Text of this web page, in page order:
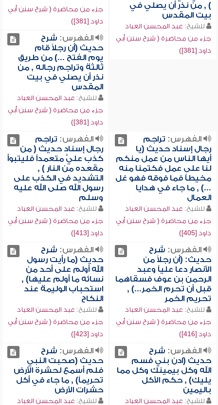
) , من نذر أن يصلي في
بيت المقدس
للشيخ: عبد المحسن العباد
جزء من محاضرة ( شرح سنن أبي
داود [381])
جزء من محاضرة ( شرح سنن أبي
داود [381])
الفهرس: شرح
حديث (أن رجلاً قام
يوم الفتح ...) من طريق
ثالثة وتراجم رجاله , من
نذر أن يصلي في بيت
المقدس
للشيخ: عبد المحسن العباد
جزء من محاضرة ( شرح سنن أبي
داود [381])
الفهرس: تراجم
رجال إسناد حديث (يا
أيها الناس من عمل منكم
لنا على عمل فكتمنا منه
مخيطاً فما فوقه فهو غل
...) , ما جاء في هدايا
العمال
للشيخ: عبد المحسن العباد
جزء من محاضرة ( شرح سنن أبي
داود [405])
الفهرس: تراجم
رجال إسناد حديث ( من
كذب عليَّ متعمداً فليتبوأ
مقعده من النار ) ,
التشديد في الكذب على
رسول الله صلى الله عليه
وسلم
للشيخ: عبد المحسن العباد
جزء من محاضرة ( شرح سنن أبي
داود [413])
الفهرس: شرح
حديث: (أن رجلاً من
الأنصار دعا علياً وعبد
الرحمن بن عوف فسقاهما
قبل أن تحرم الخمر...) ,
تحريم الخمر
للشيخ: عبد المحسن العباد
جزء من محاضرة ( شرح سنن أبي
داود [416])
الفهرس: شرح
حديث (ما رأيت رسول
الله أولم على أحد من
نسائه ما أولم عليها) ,
استحباب الوليمة عند
النكاح
للشيخ: عبد المحسن العباد
جزء من محاضرة ( شرح سنن أبي
داود [423])
الفهرس: شرح
حديث (ادن بني فسم
الله وكل بيمينك وكل مما
يليك) , حكم الأكل
باليمين
للشيخ: عبد المحسن العباد
الفهرس: شرح
حديث (صحبت النبي
فلم أسمع لحشرة الأرض
تحريماً) , ما جاء في أكل
حشرات الأرض
للشيخ: عبد المحسن العباد